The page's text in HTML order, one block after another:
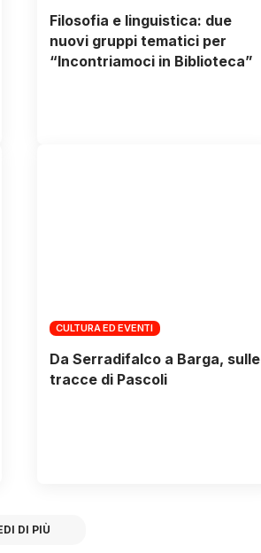
Filosofia e linguistica: due
nuovi gruppi tematici per
“Incontriamoci in Biblioteca”
CULTURA ED EVENTI
Da Serradifalco a Barga, sulle
tracce di Pascoli
DI PIÙ